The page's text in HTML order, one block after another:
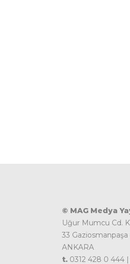
© MAG Medya
Uğur Mumcu Cd.
33 Gaziosmanpaşa
ANKARA
t. 0312 428 0 444 |